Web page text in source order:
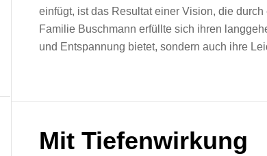
einfügt, ist das Resultat einer Vision, die
Familie Buschmann erfüllte sich ihren
und Entspannung bietet, sondern auch ihre
Mit Tiefenwirkung